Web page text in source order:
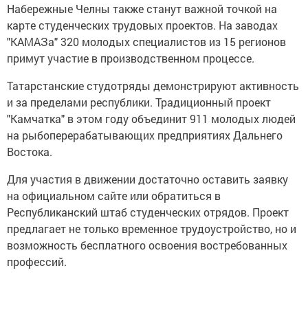
Набережные Челны также станут важной точкой на
карте студенческих трудовых проектов. На заводах
"КАМАЗа" 320 молодых специалистов из 15 регионов
примут участие в производственном процессе.
Татарстанские студотряды демонстрируют активность
и за пределами республики. Традиционный проект
"Камчатка" в этом году объединит 911 молодых людей
на рыбоперерабатывающих предприятиях Дальнего
Востока.
Для участия в движении достаточно оставить заявку
на официальном сайте или обратиться в
Республиканский штаб студенческих отрядов. Проект
предлагает не только временное трудоустройство, но и
возможность бесплатного освоения востребованных
профессий.